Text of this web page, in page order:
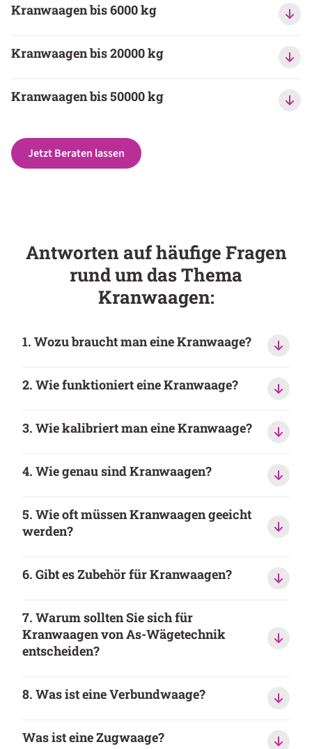
Kranwaagen bis 6000 kg
Kranwaagen bis 20000 kg
Kranwaagen bis 50000 kg
Jetzt Beraten lassen
Antworten auf häufige Fragen
rund um das Thema
Kranwaagen:
1. Wozu braucht man eine Kranwaage?
2. Wie funktioniert eine Kranwaage?
3. Wie kalibriert man eine Kranwaage?
4. Wie genau sind Kranwaagen?
5. Wie oft müssen Kranwaagen geeicht
werden?
6. Gibt es Zubehör für Kranwaagen?
7. Warum sollten Sie sich für
Kranwaagen von As-Wägetechnik
entscheiden?
8. Was ist eine Verbundwaage?
Was ist eine Zugwaage?